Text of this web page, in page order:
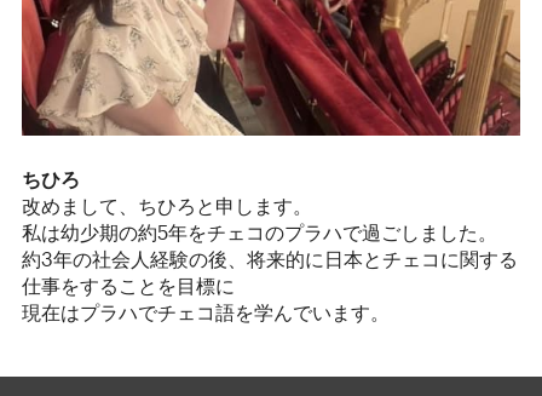
ちひろ
改めまして、ちひろと申します。
私は幼少期の約5年をチェコのプラハで過ごしました。
約3年の社会人経験の後、将来的に日本とチェコに関する
仕事をすることを目標に
現在はプラハでチェコ語を学んでいます。